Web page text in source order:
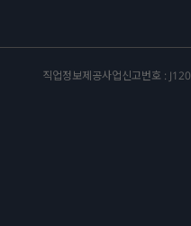
직업정보제공사업신고번호 :